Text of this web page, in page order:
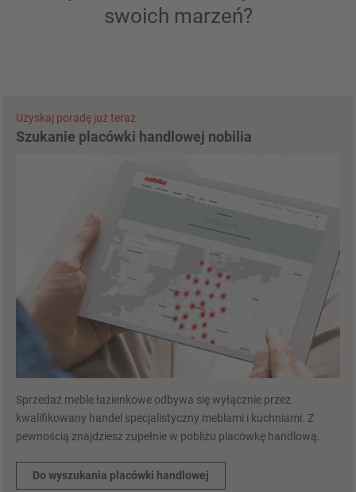
swoich marzeń?
Uzyskaj poradę już teraz
Szukanie placówki handlowej nobilia
Sprzedaż meble łazienkowe odbywa się wyłącznie przez
kwalifikowany handel specjalistyczny meblami i kuchniami. Z
pewnością znajdziesz zupełnie w pobliżu placówkę handlową.
Do wyszukania placówki handlowej